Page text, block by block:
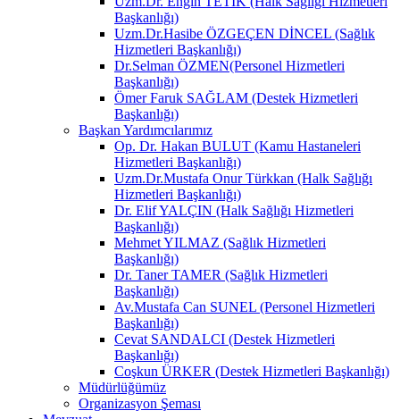
Başkanlığı)
Uzm.Dr.Hasibe ÖZGEÇEN DİNCEL (Sağlık
Hizmetleri Başkanlığı)
Dr.Selman ÖZMEN(Personel Hizmetleri
Başkanlığı)
Ömer Faruk SAĞLAM (Destek Hizmetleri
Başkanlığı)
Başkan Yardımcılarımız
Op. Dr. Hakan BULUT (Kamu Hastaneleri
Hizmetleri Başkanlığı)
Uzm.Dr.Mustafa Onur Türkkan (Halk Sağlığı
Hizmetleri Başkanlığı)
Dr. Elif YALÇIN (Halk Sağlığı Hizmetleri
Başkanlığı)
Mehmet YILMAZ (Sağlık Hizmetleri
Başkanlığı)
Dr. Taner TAMER (Sağlık Hizmetleri
Başkanlığı)
Av.Mustafa Can SUNEL (Personel Hizmetleri
Başkanlığı)
Cevat SANDALCI (Destek Hizmetleri
Başkanlığı)
Coşkun ÜRKER (Destek Hizmetleri Başkanlığı)
Müdürlüğümüz
Organizasyon Şeması